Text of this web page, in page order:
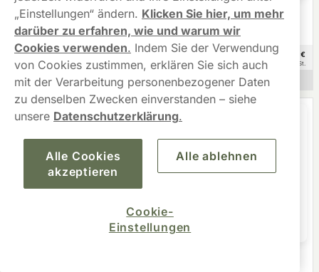
On!
On! Plus Smooth Mint Regular
6mg
53,99€
5,40 €/St.
Nicht auf Lager
Après Snus
Après No.8 Raspberry Liqorice
4,4mg
58,90 €
5,89 €/St.
Nicht auf Lager
„Einstellungen“ ändern. Klicken Sie hier, um mehr
darüber zu erfahren, wie und warum wir
Cookies verwenden. Indem Sie der Verwendung
von Cookies zustimmen, erklären Sie sich auch
mit der Verarbeitung personenbezogener Daten
zu denselben Zwecken einverstanden – siehe
unsere Datenschutzerklärung.
Alle Cookies
akzeptieren
Alle ablehnen
Cookie-
Einstellungen